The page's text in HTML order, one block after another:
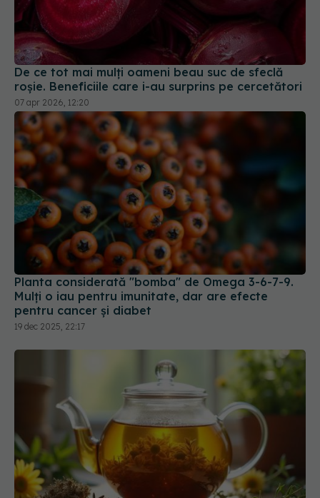
De ce tot mai mulți oameni beau suc de sfeclă
roșie. Beneficiile care i-au surprins pe cercetători
07 apr 2026, 12:20
Planta considerată "bomba" de Omega 3-6-7-9.
Mulți o iau pentru imunitate, dar are efecte
pentru cancer și diabet
19 dec 2025, 22:17
6 ceaiuri care îți relaxează corpul și mintea
înainte de culcare. Soluția naturală pentru
insomnie